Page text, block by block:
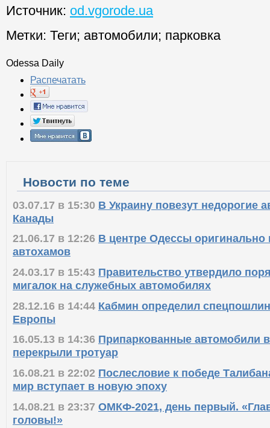
Источник: od.vgorode.ua
Метки: Теги; автомобили; парковка
Odessa Daily
Распечатать
Новости по теме
03.07.17 в 15:30 В Украину повезут недорогие
Канады
21.06.17 в 12:26 В центре Одессы оригинально
автохамов
24.03.17 в 15:43 Правительство утвердило
мигалок на служебных автомобилях
28.12.16 в 14:44 Кабмин определил
Европы
16.05.13 в 14:36 Припаркованные автомобили
перекрыли тротуар
16.08.21 в 22:02 Послесловие к победе
мир вступает в новую эпоху
14.08.21 в 23:37 ОМКФ-2021, день первый.
головы!»